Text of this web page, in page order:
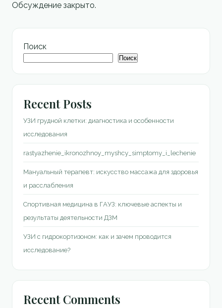
Обсуждение закрыто.
Поиск
Поиск
Recent Posts
УЗИ грудной клетки: диагностика и особенности
исследования
rastyazhenie_ikronozhnoy_myshcy_simptomy_i_lechenie
Мануальный терапевт: искусство массажа для здоровья
и расслабления
Спортивная медицина в ГАУЗ: ключевые аспекты и
результаты деятельности ДЗМ
УЗИ с гидрокортизоном: как и зачем проводится
исследование?
Recent Comments